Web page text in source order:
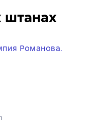
штанах
Романова.